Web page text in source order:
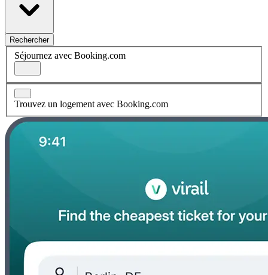
Rechercher
Séjournez avec Booking.com
Trouvez un logement avec Booking.com